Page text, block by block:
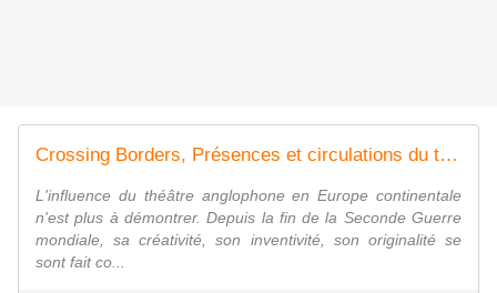
Crossing Borders, Présences et circulations du théâtre contemporain de langue anglaise en Europe - Maison des Sciences de l'Homme Paris Nord
L'influence du théâtre anglophone en Europe continentale
n'est plus à démontrer. Depuis la fin de la Seconde Guerre
mondiale, sa créativité, son inventivité, son originalité se
sont fait co...